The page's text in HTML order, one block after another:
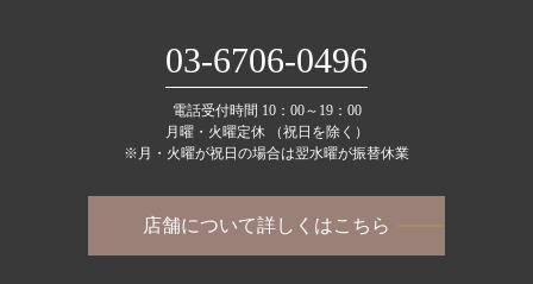
03-6706-0496
電話受付時間 10：00～19：00
月曜・火曜定休 （祝日を除く）
※月・火曜が祝日の場合は翌水曜が振替休業
店舗について詳しくはこちら